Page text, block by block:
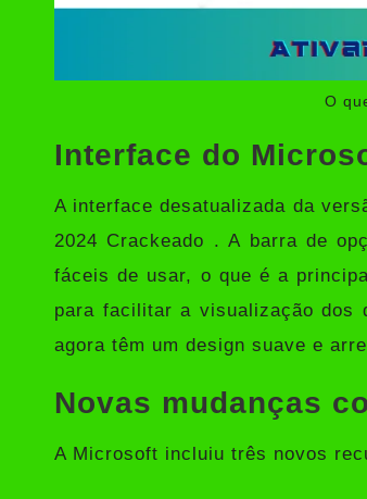
O
Interface do
A interface desatualizada da
2024 Crackeado . A barra de
fáceis de usar, o que é a
para facilitar a visualização dos
agora têm um design suave e
Novas mudanças
A Microsoft incluiu três novos